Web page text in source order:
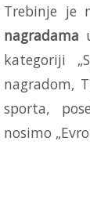
Trebinje je
nagradama
kategoriji
nagradom,
sporta,
nosimo